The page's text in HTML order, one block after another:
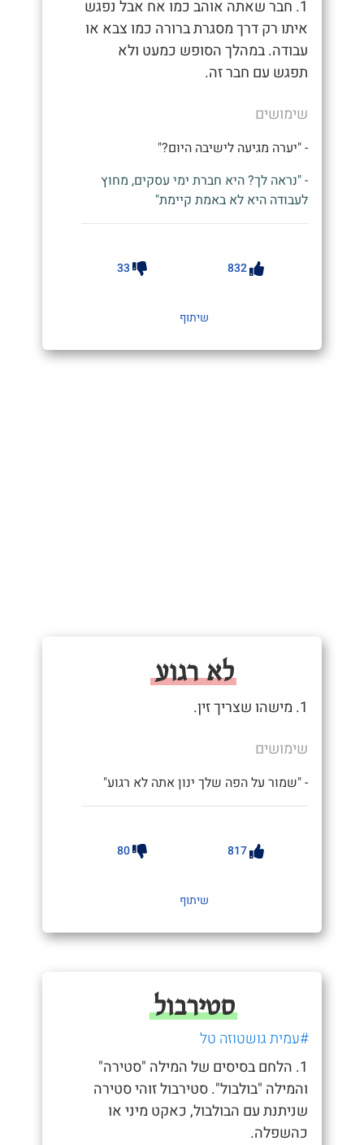
1. חבר שאתה אוהב כמו אח אבל נפגש
איתו רק דרך מסגרת ברורה כמו צבא או
עבודה. במהלך הסופש כמעט ולא
תפגש עם חבר זה.
שימושים
- "יערה מגיעה לישיבה היום?"
- "נראה לך? היא חברת ימי עסקים, מחוץ
לעבודה היא לא באמת קיימת"
832
33
שיתוף
לא רגוע
1. מישהו שצריך זין.
שימושים
- "שמור על הפה שלך ינון אתה לא רגוע"
817
80
שיתוף
סטירבול
#עמית גושטוזה טל
1. הלחם בסיסים של המילה "סטירה"
והמילה "בולבול". סטירבול זוהי סטירה
שניתנת עם הבולבול, כאקט מיני או
כהשפלה.